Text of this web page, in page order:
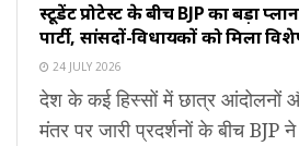
स्टूडेंट प्रोटेस्ट के बीच BJP का बड़ा
पार्टी, सांसदों-विधायकों को मिला
24 JULY 2026
देश के कई हिस्सों में छात्र आंदोलनों
मंतर पर जारी प्रदर्शनों के बीच BJP